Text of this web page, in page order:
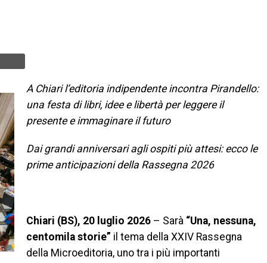
A Chiari l’editoria indipendente incontra Pirandello:
una festa di libri, idee e libertà per leggere il
presente e immaginare il futuro
Dai grandi anniversari agli ospiti più attesi: ecco le
prime anticipazioni della Rassegna 2026
Chiari (BS), 20 luglio 2026 – Sarà “Una, nessuna,
centomila storie” il tema della XXIV Rassegna
della Microeditoria, uno tra i più importanti